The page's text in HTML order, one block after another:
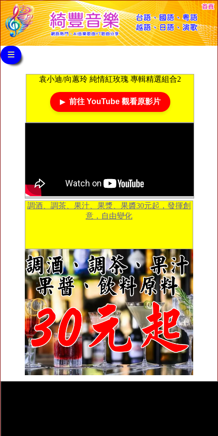
≡
袁小迪/向蕙玲 純情紅玫瑰 專輯精選組合2
前往 YouTube 觀看原影片
調酒、調茶、果汁、果漿、果醬30元起，發揮創
意，自由變化